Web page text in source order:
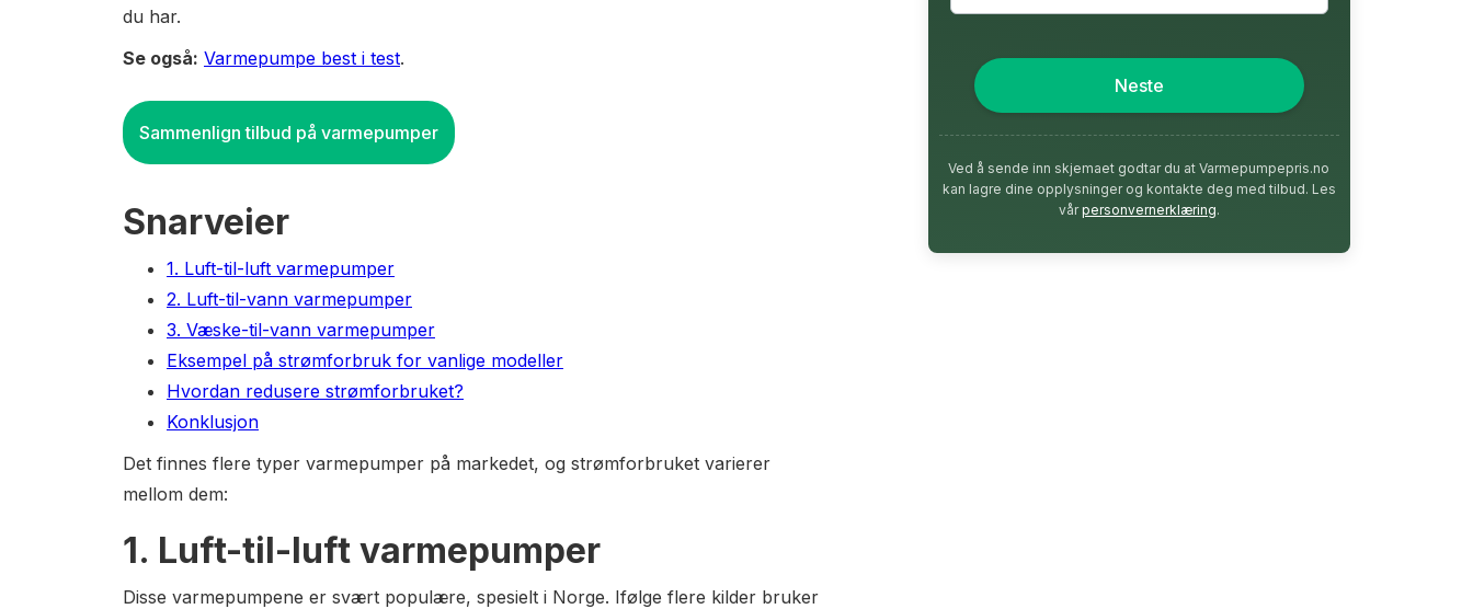
du har.
Se også: Varmepumpe best i test.
Sammenlign tilbud på varmepumper
Snarveier
1. Luft-til-luft varmepumper
2. Luft-til-vann varmepumper
3. Væske-til-vann varmepumper
Eksempel på strømforbruk for vanlige modeller
Hvordan redusere strømforbruket?
Konklusjon
Det finnes flere typer varmepumper på markedet, og strømforbruket varierer
mellom dem:
1. Luft-til-luft varmepumper
Disse varmepumpene er svært populære, spesielt i Norge. Ifølge flere kilder bruker
Neste
Ved å sende inn skjemaet godtar du at Varmepumpepris.no
kan lagre dine opplysninger og kontakte deg med tilbud. Les
vårpersonvernerklæring.